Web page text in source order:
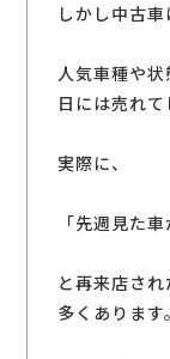
しかし中古車
人気車種や
日には売れ
実際に、
「先週見た車
と再来店さ
多くあります。